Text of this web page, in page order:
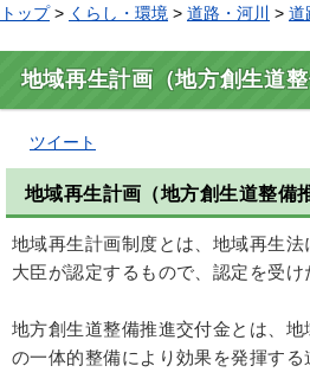
トップ> くらし・環境 > 道路・河川 > 道
地域再生計画（地方創生道整
ツイート
地域再生計画（地方創生道整備
地域再生計画制度とは、地域再生
大臣が認定するもので、認定を受
地方創生道整備推進交付金とは、
の一体的整備により効果を発揮す